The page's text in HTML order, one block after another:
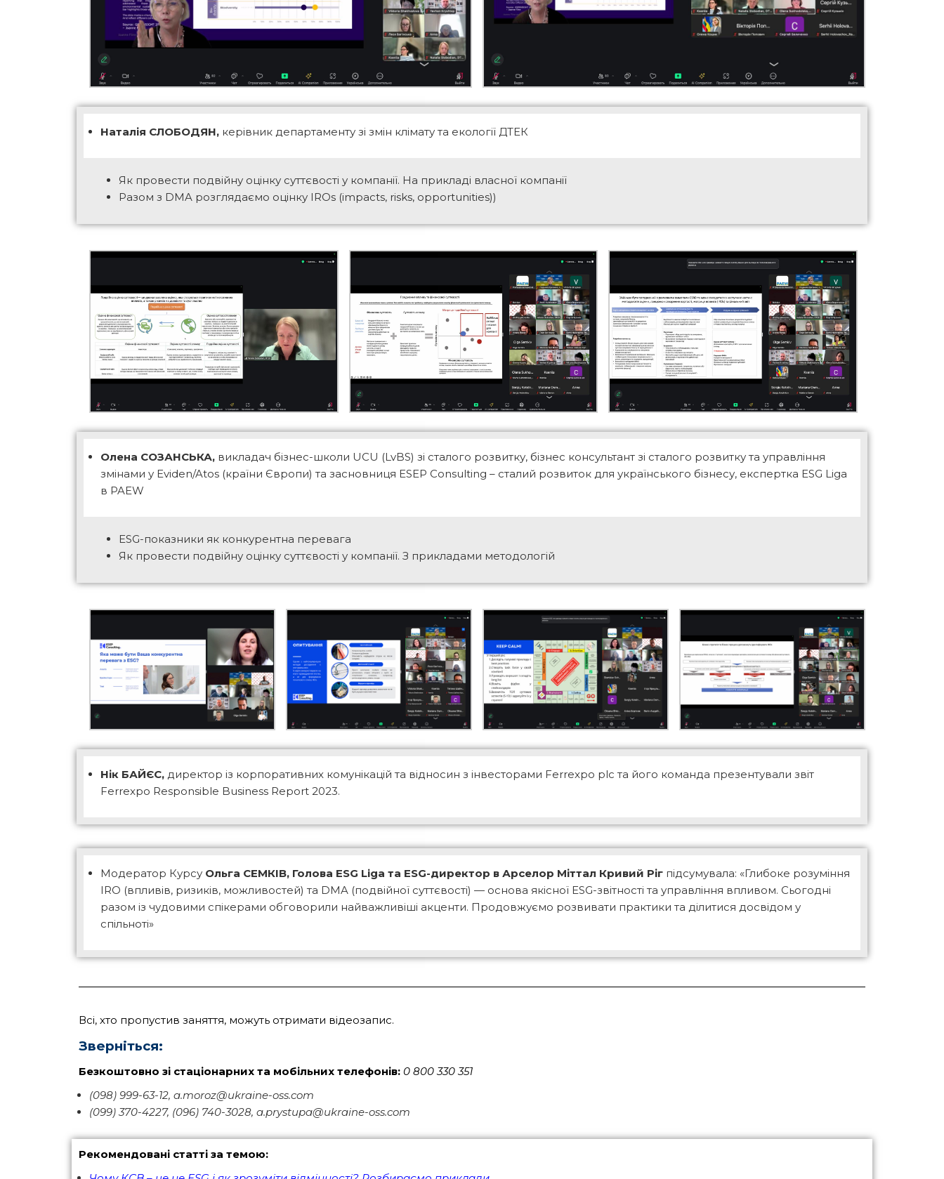
Наталія СЛОБОДЯН, керівник департаменту зі змін клімату та екології ДТЕК
Як провести подвійну оцінку суттєвості у компанії. На прикладі власної компанії
Разом з DMA розглядаємо оцінку IROs (impacts, risks, opportunities))
Олена СОЗАНСЬКА, викладач бізнес-школи UCU (LvBS) зі сталого розвитку, бізнес консультант зі сталого розвитку та управління
змінами у Eviden/Atos (країни Європи) та засновниця ESEP Consulting – сталий розвиток для українського бізнесу, експертка ESG Liga
в PAEW
ESG-показники як конкурентна перевага
Як провести подвійну оцінку суттєвості у компанії. З прикладами методологій
Нік БАЙЄС, директор із корпоративних комунікацій та відносин з інвесторами Ferrexpo plc та його команда презентували звіт
Ferrexpo Responsible Business Report 2023.
Модератор Курсу Ольга СЕМКІВ, Голова ESG Liga та ESG-директор в Арселор Міттал Кривий Ріг підсумувала: «Глибоке розуміння
IRO (впливів, ризиків, можливостей) та DMA (подвійної суттєвості) — основа якісної ESG-звітності та управління впливом. Сьогодні
разом із чудовими спікерами обговорили найважливіші акценти. Продовжуємо розвивати практики та ділитися досвідом у
спільноті»
Всі, хто пропустив заняття, можуть отримати відеозапис.
Зверніться:
Безкоштовно зі стаціонарних та мобільних телефонів: 0 800 330 351
(098) 999-63-12, a.moroz@ukraine-oss.com
(099) 370-4227, (096) 740-3028, a.prystupa@ukraine-oss.com
Рекомендовані статті за темою: